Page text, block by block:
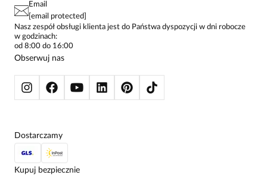
SPODNIE DAMSKIE
ŻAKIETY I MARYNARKI
SWETRY
BLUZY
Email
[email protected]
Nasz zespół obsługi klienta jest do Państwa dyspozycji w dni robocze
w godzinach:
od 8:00 do 16:00
Obserwuj nas
Dostarczamy
Kupuj bezpiecznie